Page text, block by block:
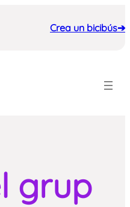
Crea un bicibús➔
grup